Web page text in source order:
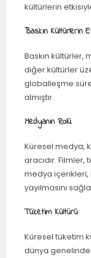
kültürlerin
Baskın Kültürlerin
Baskın kültürler,
diğer kültürler
globalleşme
almıştır.
Medyanın Rolü
Küresel medya,
aracıdır.
medya içerikleri,
yayılmasını
Tüketim Kültürü
Küresel tüketim
dünya genelinde